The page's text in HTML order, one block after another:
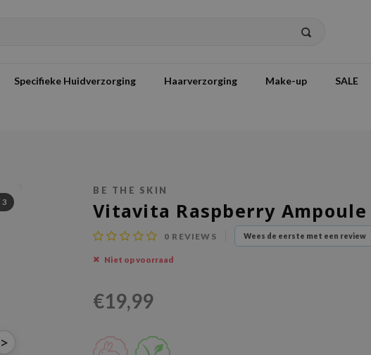
Specifieke Huidverzorging Haarverzorging Make-up SALE
3
BE THE SKIN
Vitavita Raspberry Ampoule
0 REVIEWS Wees de eerste met een review
Niet op voorraad
€19,99